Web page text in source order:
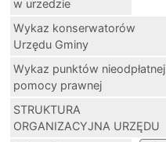
w urzedzie
Wykaz konserwatorów
Urzędu Gminy
Wykaz punktów nieodpłatnej
pomocy prawnej
STRUKTURA
ORGANIZACYJNA URZĘDU